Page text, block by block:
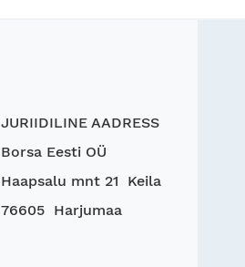
JURIIDILINE AADRESS
Borsa Eesti OÜ
Haapsalu mnt 21 Keila
76605 Harjumaa